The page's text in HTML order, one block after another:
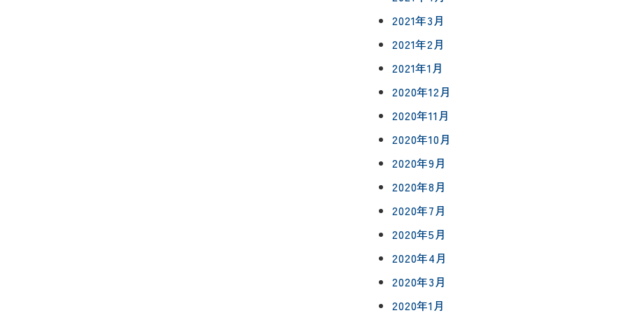
2021年3月
2021年2月
2021年1月
2020年12月
2020年11月
2020年10月
2020年9月
2020年8月
2020年7月
2020年5月
2020年4月
2020年3月
2020年1月